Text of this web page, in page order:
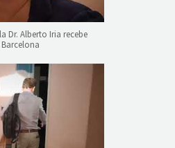
Dr. Alberto Iria recebe